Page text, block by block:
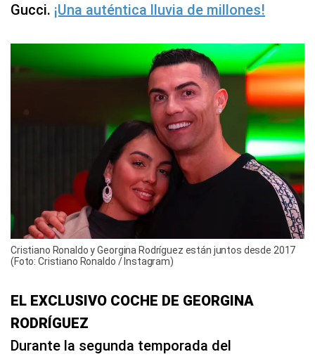
Gucci. ¡Una auténtica lluvia de millones!
Cristiano Ronaldo y Georgina Rodríguez están juntos desde 2017
(Foto: Cristiano Ronaldo / Instagram)
EL EXCLUSIVO COCHE DE GEORGINA
RODRÍGUEZ
Durante la segunda temporada del